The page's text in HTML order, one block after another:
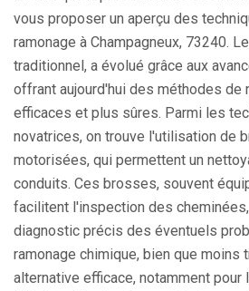
vous proposer un aperçu des
ramonage à Champagneux, 73240.
traditionnel, a évolué grâce aux
offrant aujourd'hui des méthodes de
efficaces et plus sûres. Parmi les
novatrices, on trouve l'utilisation de
motorisées, qui permettent un
conduits. Ces brosses, souvent
facilitent l'inspection des
diagnostic précis des éventuels
ramonage chimique, bien que moins
alternative efficace, notamment pour